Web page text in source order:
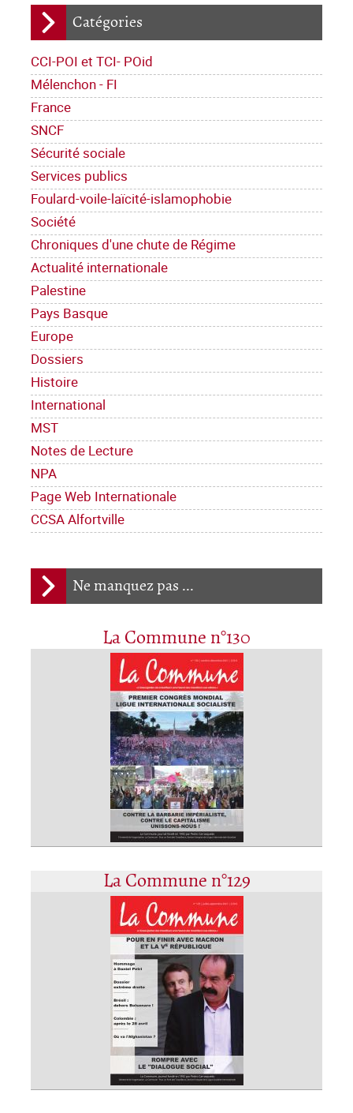
Catégories
CCI-POI et TCI- POid
Mélenchon - FI
France
SNCF
Sécurité sociale
Services publics
Foulard-voile-laïcité-islamophobie
Société
Chroniques d'une chute de Régime
Actualité internationale
Palestine
Pays Basque
Europe
Dossiers
Histoire
International
MST
Notes de Lecture
NPA
Page Web Internationale
CCSA Alfortville
Ne manquez pas ...
La Commune n°130
La Commune n°129